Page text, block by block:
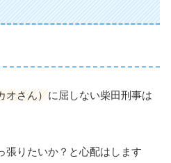
オさん）に屈しない柴田刑事は
張りたいか？と心配はします